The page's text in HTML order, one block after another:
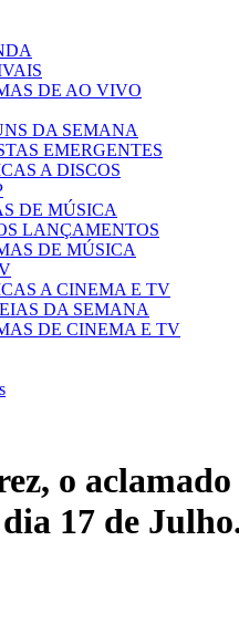
DE AO VIVO
DA SEMANA
EMERGENTES
A DISCOS
DE MÚSICA
LANÇAMENTOS
DE MÚSICA
A CINEMA E TV
DA SEMANA
DE CINEMA E TV
o
17 de